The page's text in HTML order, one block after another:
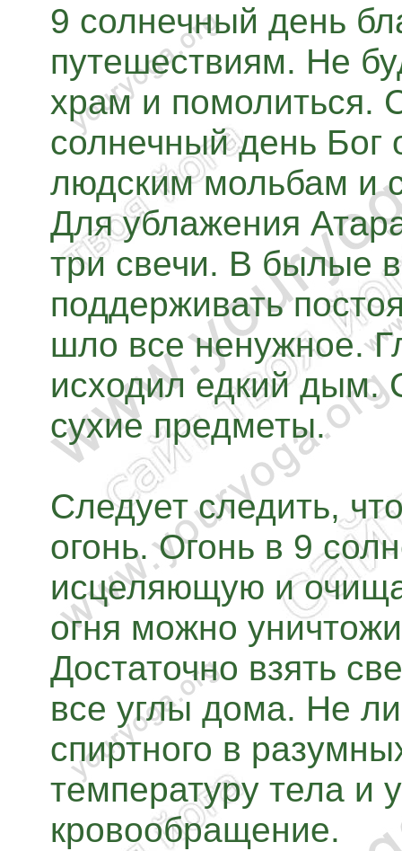
9 солнечный день
путешествиям. Не
храм и помолиться.
солнечный день Бог
людским мольбам и
Для ублажения
три свечи. В былые
поддерживать
шло все ненужное.
исходил едкий дым.
сухие предметы.
Следует следить,
огонь. Огонь в 9
исцеляющую и
огня можно
Достаточно взять
все углы дома. Не
спиртного в
температуру тела и
кровообращение.